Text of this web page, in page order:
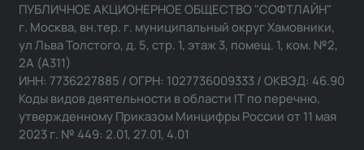
ПУБЛИЧНОЕ АКЦИОНЕРНОЕ ОБЩЕСТВО "СОФТЛАЙН"
г. Москва, вн.тер. г. муниципальный округ Хамовники,
ул Льва Толстого, д. 5, стр. 1, этаж 3, помещ. 1, ком. №2,
2А (А311)
ИНН: 7736227885 / ОГРН: 1027736009333 / ОКВЭД: 46.90
Коды видов деятельности в области IT по перечню,
утвержденному Приказом Минцифры России от 11 мая
2023 г. № 449: 2.01, 27.01, 4.01